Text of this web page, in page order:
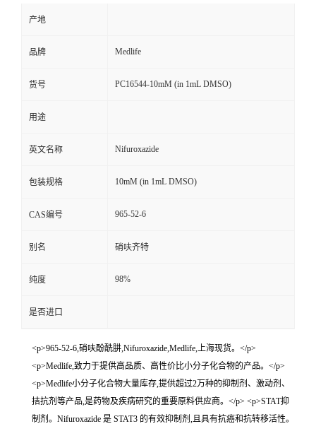
产地
品牌 Medlife
货号 PC16544-10mM (in 1mL DMSO)
用途
英文名称 Nifuroxazide
包装规格 10mM (in 1mL DMSO)
CAS编号 965-52-6
别名 硝呋齐特
纯度 98%
是否进口
<p>965-52-6,硝呋酚酰肼,Nifuroxazide,Medlife,上海现货。</p>
<p>Medlife,致力于提供高品质、高性价比小分子化合物的产品。</p>
<p>Medlife小分子化合物大量库存,提供超过2万种的抑制剂、激动剂、
拮抗剂等产品,是药物及疾病研究的重要原料供应商。</p> <p>STAT抑
制剂。Nifuroxazide 是 STAT3 的有效抑制剂,且具有抗癌和抗转移活性。